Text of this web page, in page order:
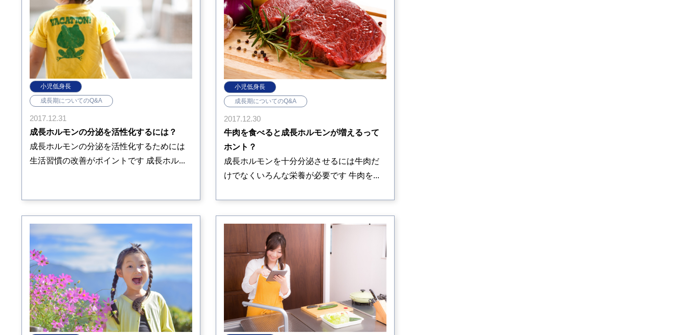
小児低身長
成長期についてのQ&A
2017.12.31
成長ホルモンの分泌を活性化するには？
成長ホルモンの分泌を活性化するためには
生活習慣の改善がポイントです 成長ホル...
小児低身長
成長期についてのQ&A
2017.12.30
牛肉を食べると成長ホルモンが増えるって
ホント？
成長ホルモンを十分分泌させるには牛肉だ
けでなくいろんな栄養が必要です 牛肉を...